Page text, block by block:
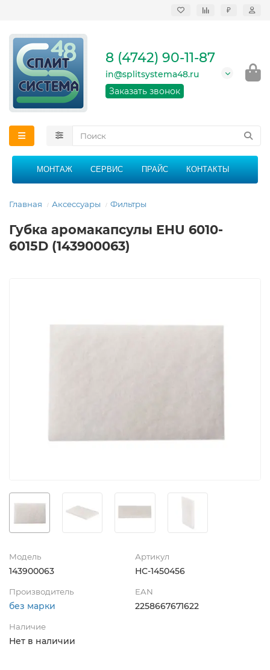
₽
кондиционеров в
области
График работы: 9:00 -
21:00 без перерыва и
8 (4742) 90-11-87
in@splitsystema48.ru
Заказать звонок
МОНТАЖ СЕРВИС ПРАЙС КОНТАКТЫ
Главная Аксессуары Фильтры
Губка аромакапсулы EHU 6010-
6015D (143900063)
Модель
143900063
Артикул
НС-1450456
Производитель
без марки
EAN
2258667671622
Наличие
Нет в наличии